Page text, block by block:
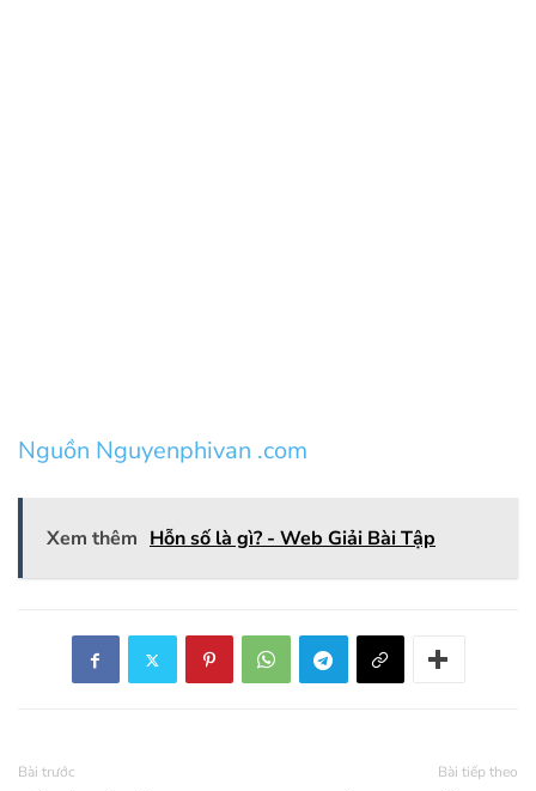
Nguồn Nguyenphivan .com
Xem thêm Hỗn số là gì? - Web Giải Bài Tập
Bài trước Bài tiếp theo